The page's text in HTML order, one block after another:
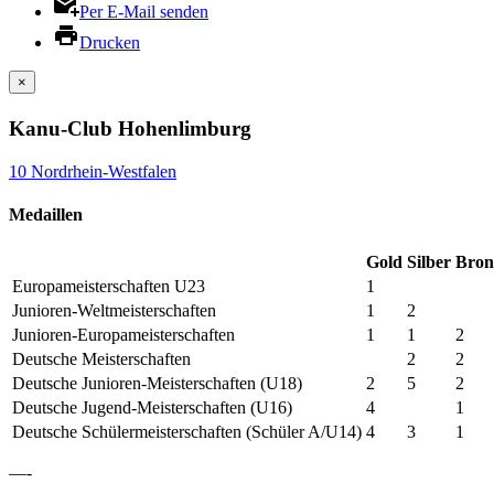
Per E-Mail senden
Drucken
×
Kanu-Club Hohenlimburg
10 Nordrhein-Westfalen
Medaillen
Gold Silber
Europameisterschaften U23
1
Junioren-Weltmeisterschaften
1
2
Junioren-Europameisterschaften
1 1
2
Deutsche Meisterschaften
2
2
Deutsche Junioren-Meisterschaften (U18)
2 5
2
Deutsche Jugend-Meisterschaften (U16)
4
1
Deutsche Schülermeisterschaften (Schüler A/U14) 4 3 1
—-